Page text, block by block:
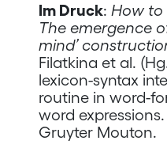
Im Druck: How to
The emergence
mind’
Filatkina et al.
lexicon-syntax
routine in word-
word
Gruyter Mouton.